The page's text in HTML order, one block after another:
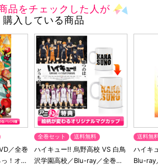
品をチェックした人が
購入している商品
／全巻
！オリ
全巻セット 送料無料
ハイキュー!! 烏野高校 VS 白鳥
沢学園高校／Blu-ray／全巻セ
送料無
ハイキ
Blu-ray